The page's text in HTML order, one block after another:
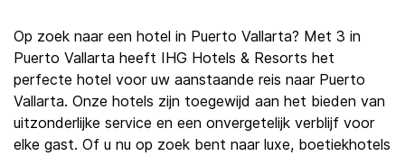
Op zoek naar een hotel in Puerto Vallarta? Met 3 in
Puerto Vallarta heeft IHG Hotels & Resorts het
perfecte hotel voor uw aanstaande reis naar Puerto
Vallarta. Onze hotels zijn toegewijd aan het bieden van
uitzonderlijke service en een onvergetelijk verblijf voor
elke gast. Of u nu op zoek bent naar luxe, boetiekhotels